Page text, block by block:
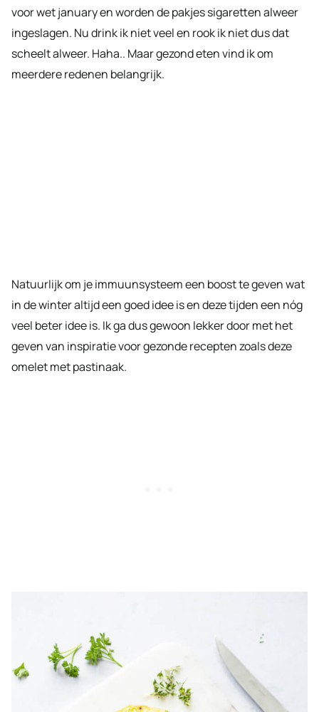
voor wet january en worden de pakjes sigaretten alweer
ingeslagen. Nu drink ik niet veel en rook ik niet dus dat
scheelt alweer. Haha.. Maar gezond eten vind ik om
meerdere redenen belangrijk.
Natuurlijk om je immuunsysteem een boost te geven wat
in de winter altijd een goed idee is en deze tijden een nóg
veel beter idee is. Ik ga dus gewoon lekker door met het
geven van inspiratie voor gezonde recepten zoals deze
omelet met pastinaak.